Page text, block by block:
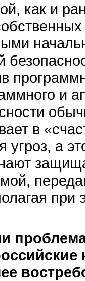
как и
и
в
угроз, а